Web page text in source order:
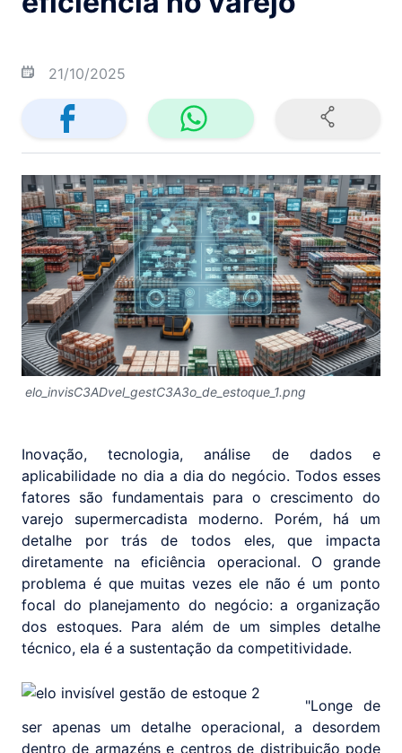
21/10/2025
elo_invisC3ADvel_gestC3A3o_de_estoque_1.png
Inovação, tecnologia, análise de dados e
aplicabilidade no dia a dia do negócio. Todos esses
fatores são fundamentais para o crescimento do
varejo supermercadista moderno. Porém, há um
detalhe por trás de todos eles, que impacta
diretamente na eficiência operacional. O grande
problema é que muitas vezes ele não é um ponto
focal do planejamento do negócio: a organização
dos estoques. Para além de um simples detalhe
técnico, ela é a sustentação da competitividade.
"Longe de
ser apenas um detalhe operacional, a desordem
dentro de armazéns e centros de distribuição pode